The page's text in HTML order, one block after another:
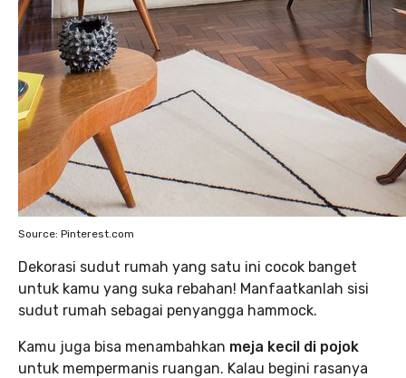
Source: Pinterest.com
Dekorasi sudut rumah yang satu ini cocok banget
untuk kamu yang suka rebahan! Manfaatkanlah sisi
sudut rumah sebagai penyangga hammock.
Kamu juga bisa menambahkan meja kecil di pojok
untuk mempermanis ruangan. Kalau begini rasanya